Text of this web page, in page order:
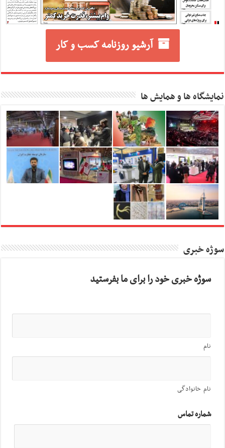
آرشیو روزنامه کسب و کار
نمایشگاه ها و همایش ها
سوژه خبری
سوژه خبری خود را برای ما بفرستید
نام
نام خانوادگی
شماره تماس